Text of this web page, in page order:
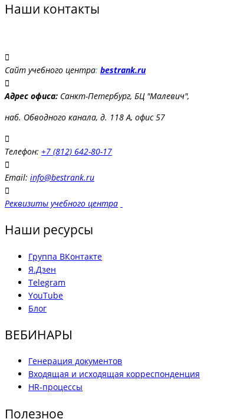
Наши контакты
Сайт учебного центра: bestrank.ru
Адрес офиса: Санкт-Петербург, БЦ "Малевич",
наб. Обводного канала, д. 118 А, офис 57
Телефон: +7 (812) 642-80-17
Email: info@bestrank.ru
Реквизиты учебного центра
Наши ресурсы
Группа ВКонтакте
Я.Дзен
Telegram
YouTube
Блог
ВЕБИНАРЫ
Генерация документов
Входящая и исходящая корреспонденция
HR-процессы
Полезное